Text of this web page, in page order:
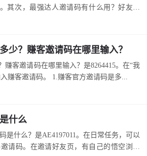
其次，最强达人邀请码有什么用？好友能
少？赚客邀请码在哪里输入？
赚客邀请码在哪里输入？是8264415。在“我
赚客邀请码。 1.赚客官方邀请码是多...
什么
是什么？是AE4197011。在日常任务，可以
请码。在邀请好友页，有自己的悟空浏览